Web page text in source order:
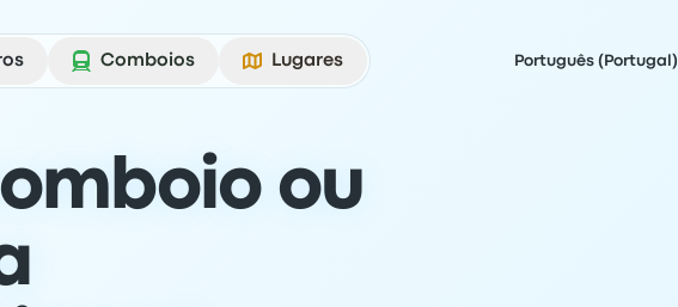
Comboios Lugares Português (Portugal)
ou